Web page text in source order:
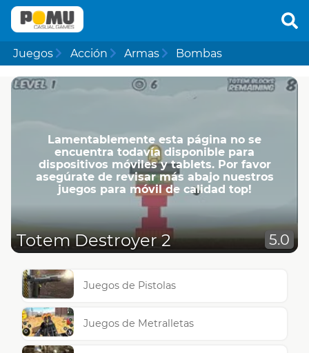
Juegos Acción Armas Bombas
Lamentablemente esta página no se
encuentra todavía disponible para
dispositivos móviles y tablets. Por favor
asegúrate de revisar más abajo nuestros
juegos para móvil de calidad top!
Totem Destroyer 2 5.0
Juegos de Pistolas
Juegos de Metralletas